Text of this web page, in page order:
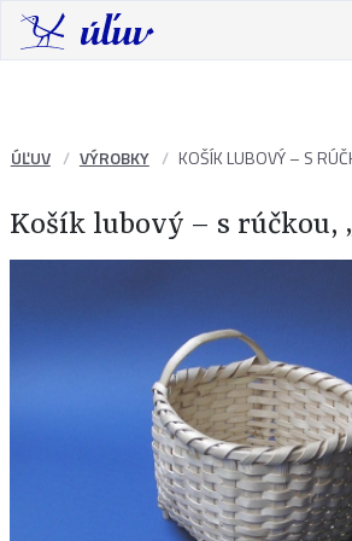
ÚĽUV VÝROBKY KOŠÍK LUBOVÝ – S
Košík lubový – s rúčkou,